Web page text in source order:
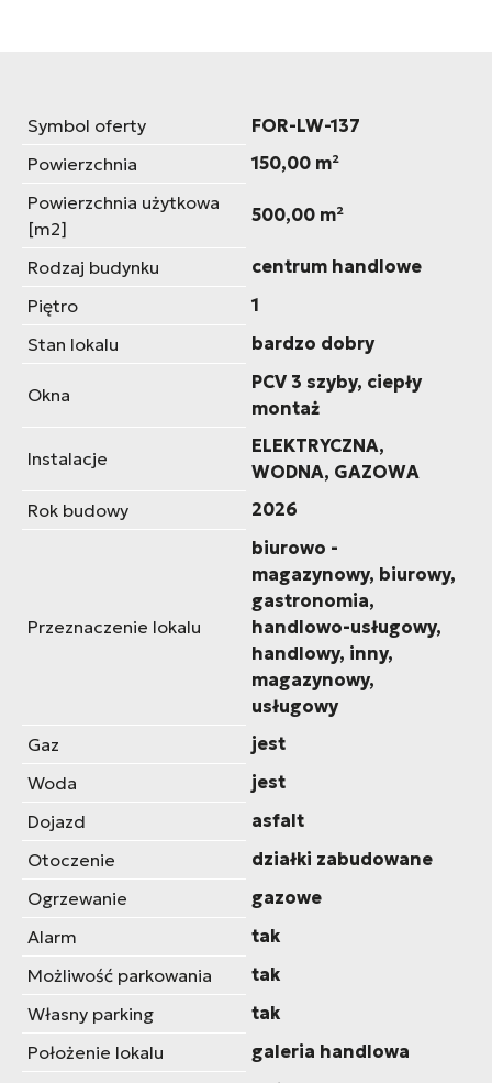
Symbol oferty
FOR-LW-137
Powierzchnia
150,00 m²
Powierzchnia użytkowa
[m2]
500,00 m²
Rodzaj budynku
centrum handlowe
Piętro
1
Stan lokalu
bardzo dobry
Okna
PCV 3 szyby, ciepły
montaż
Instalacje
ELEKTRYCZNA,
WODNA, GAZOWA
Rok budowy
2026
Przeznaczenie lokalu
biurowo -
magazynowy, biurowy,
gastronomia,
handlowo-usługowy,
handlowy, inny,
magazynowy,
usługowy
Gaz
jest
Woda
jest
Dojazd
asfalt
Otoczenie
działki zabudowane
Ogrzewanie
gazowe
Alarm
tak
Możliwość parkowania
tak
Własny parking
tak
Położenie lokalu
galeria handlowa